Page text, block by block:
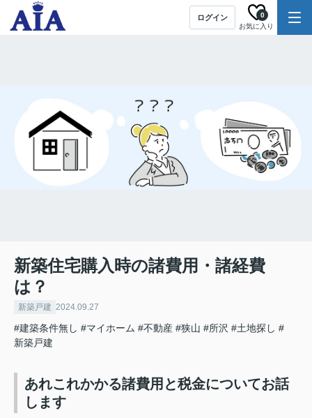
ログイン
お気に入り
0
新築住宅購入時の諸費用・諸経費
は？
新築戸建 2024.09.27
#建築条件無し #マイホーム #不動産 #狭山 #所沢 #土地探し #
新築戸建
あれこれかかる諸費用と税金についてお話
します